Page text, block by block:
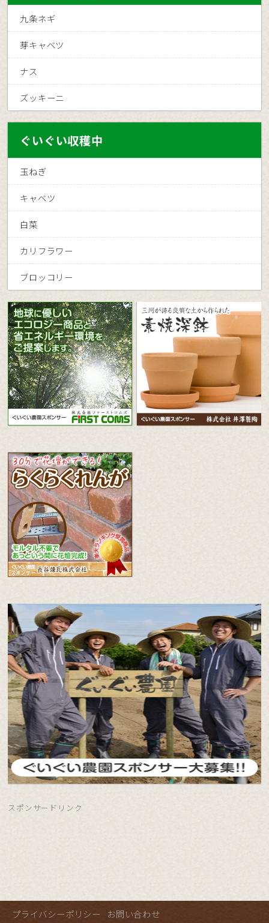
九条ネギ
芽キャベツ
ナス
ズッキーニ
ぐいぐい収穫中
玉ねぎ
キャベツ
白菜
カリフラワー
ブロッコリー
スポンサードリンク
プライバシーポリシー お問い合わせ